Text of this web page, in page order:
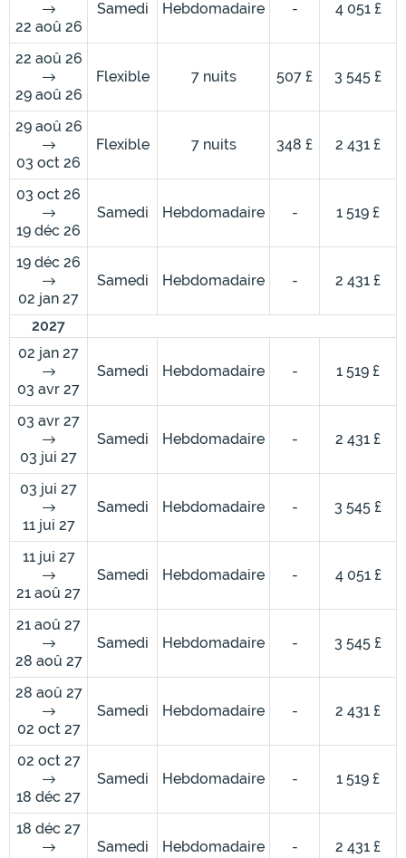
22 aoû 26
Samedi Hebdomadaire - 4 051 £
22 aoû 26
29 aoû 26
Flexible 7 nuits 507 £ 3 545 £
29 aoû 26
03 oct 26
Flexible 7 nuits 348 £ 2 431 £
03 oct 26
19 déc 26
Samedi Hebdomadaire - 1 519 £
19 déc 26
02 jan 27
Samedi Hebdomadaire - 2 431 £
2027
02 jan 27
03 avr 27
Samedi Hebdomadaire - 1 519 £
03 avr 27
03 jui 27
Samedi Hebdomadaire - 2 431 £
03 jui 27
11 jui 27
Samedi Hebdomadaire - 3 545 £
11 jui 27
21 aoû 27
Samedi Hebdomadaire - 4 051 £
21 aoû 27
28 aoû 27
Samedi Hebdomadaire - 3 545 £
28 aoû 27
02 oct 27
Samedi Hebdomadaire - 2 431 £
02 oct 27
18 déc 27
Samedi Hebdomadaire - 1 519 £
18 déc 27
Samedi Hebdomadaire - 2 431 £